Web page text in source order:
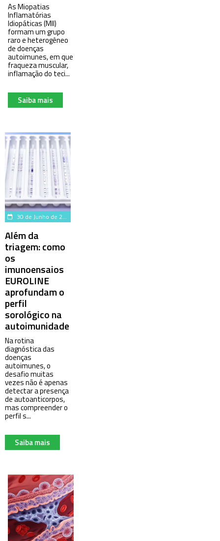
As Miopatias
Inflamatórias
Idiopáticas (MII)
formam um grupo
raro e heterogêneo
de doenças
autoimunes, em que
fraqueza muscular,
inflamação do teci...
Saiba mais
30 de Junho de 2026
Além da
triagem: como
os
imunoensaios
EUROLINE
aprofundam o
perfil
sorológico na
autoimunidade
Na rotina
diagnóstica das
doenças
autoimunes, o
desafio muitas
vezes não é apenas
detectar a presença
de autoanticorpos,
mas compreender o
perfil s...
Saiba mais